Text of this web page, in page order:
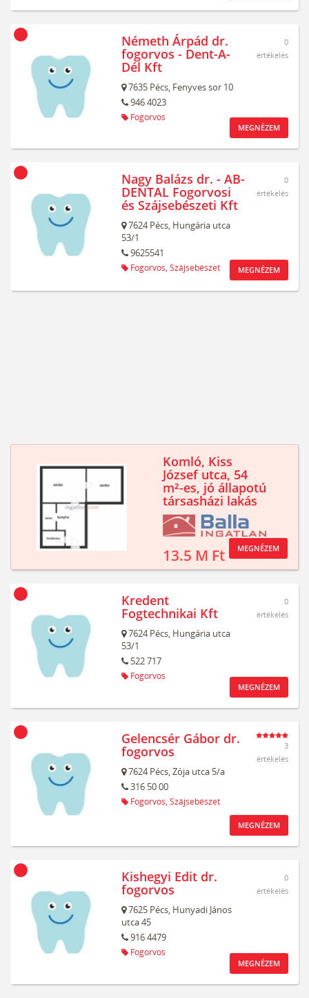
Németh Árpád dr.
fogorvos - Dent-A-
Dél Kft
7635 Pécs, Fenyves sor 10
946 4023
Fogorvos
0
értékelés
MEGNÉZEM
Nagy Balázs dr. - AB-
DENTAL Fogorvosi
és Szájsebészeti Kft
7624 Pécs, Hungária utca
53/1
9625541
Fogorvos, Szájsebészet
0
értékelés
MEGNÉZEM
Komló, Kiss
József utca, 54
m²-es, jó állapotú
társasházi lakás
13.5 M Ft MEGNÉZEM
Kredent
Fogtechnikai Kft
7624 Pécs, Hungária utca
53/1
522 717
Fogorvos
0
értékelés
MEGNÉZEM
Gelencsér Gábor dr.
fogorvos
7624 Pécs,Zója utca 5/a
316 50 00
Fogorvos, Szájsebészet
3
értékelés
MEGNÉZEM
Kishegyi Edit dr.
fogorvos
7625 Pécs, Hunyadi János
utca 45
916 4479
Fogorvos
0
értékelés
MEGNÉZEM